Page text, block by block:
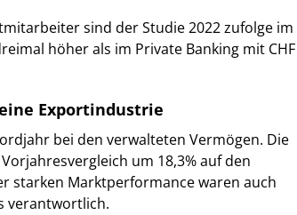
sind der Studie 2022 zufolge im
höher als im Private Banking mit CHF
Exportindustrie
bei den verwalteten Vermögen. Die
um 18,3% auf den
starken Marktperformance waren auch
verantwortlich.